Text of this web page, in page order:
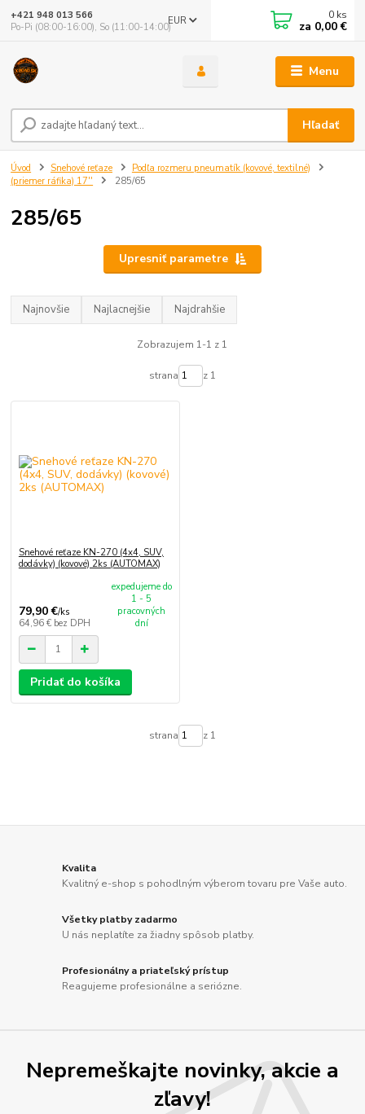
Menu
EUR
Hľadať
+421 948 013 566
Po-Pi (08:00-16:00), So (11:00-14:00)
0 ks
za 0,00 €
Úvod Snehové reťaze
Podľa rozmeru pneumatík (kovové, textilné)
(priemer ráfika) 17''
285/65
285/65
Upresniť parametre
Najnovšie Najlacnejšie Najdrahšie
Zobrazujem 1-1 z 1
strana z 1
Snehové reťaze KN-270 (4x4, SUV,
dodávky) (kovové) 2ks (AUTOMAX)
79,90 €/ks
64,96 € bez DPH
expedujeme do
1 - 5
pracovných
dní
Pridať do košíka
strana z 1
Kvalita
Kvalitný e-shop s pohodlným výberom tovaru pre Vaše auto.
Všetky platby zadarmo
U nás neplatíte za žiadny spôsob platby.
Profesionálny a priateľský prístup
Reagujeme profesionálne a seriózne.
Nepremeškajte novinky, akcie a
zľavy!